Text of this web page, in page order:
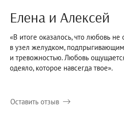
Елена и Алексей
«В итоге оказалось, что любовь
в узел желудком,
и тревожностью. Любовь
одеяло, которое навсегда твое».
Оставить отзыв